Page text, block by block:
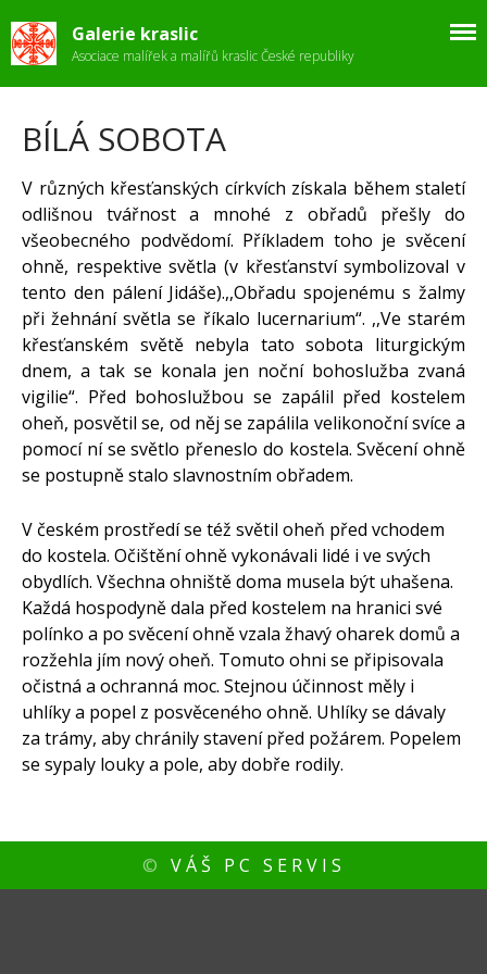
ÚVOD
Fotogalerie
Zpravodaj
Kontakt
Ahoj všichni!
Září 2015
Nezařazené
Zdroj kanálů (příspěvky)
Kanál komentářů
Galerie kraslic
Asociace malířek a malířů kraslic České republiky
BÍLÁ SOBOTA
V různých křesťanských církvích získala během staletí
odlišnou tvářnost a mnohé z obřadů přešly do
všeobecného podvědomí. Příkladem toho je svěcení
ohně, respektive světla (v křesťanství symbolizoval v
tento den pálení Jidáše).,,Obřadu spojenému s žalmy
při žehnání světla se říkalo lucernarium“. ,,Ve starém
křesťanském světě nebyla tato sobota liturgickým
dnem, a tak se konala jen noční bohoslužba zvaná
vigilie“. Před bohoslužbou se zapálil před kostelem
oheň, posvětil se, od něj se zapálila velikonoční svíce a
pomocí ní se světlo přeneslo do kostela. Svěcení ohně
se postupně stalo slavnostním obřadem.
V českém prostředí se též světil oheň před vchodem
do kostela. Očištění ohně vykonávali lidé i ve svých
obydlích. Všechna ohniště doma musela být uhašena.
Každá hospodyně dala před kostelem na hranici své
polínko a po svěcení ohně vzala žhavý oharek domů a
rozžehla jím nový oheň. Tomuto ohni se připisovala
očistná a ochranná moc. Stejnou účinnost měly i
uhlíky a popel z posvěceného ohně. Uhlíky se dávaly
za trámy, aby chránily stavení před požárem. Popelem
se sypaly louky a pole, aby dobře rodily.
© VÁŠ PC SERVIS